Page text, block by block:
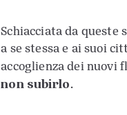
Schiacciata da
a se stessa e ai suoi
accoglienza dei nuovi
non subirlo.